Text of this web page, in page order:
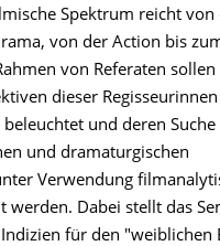
Spektrum reicht von
von der Action bis
von Referaten sollen
dieser
und deren Suche
und dramaturgischen
Verwendung
werden. Dabei stellt das
Indizien für den "weiblichen